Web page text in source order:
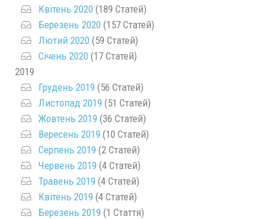
Квітень 2020 (189 Статей)
Березень 2020 (157 Статей)
Лютий 2020 (59 Статей)
Січень 2020 (17 Статей)
2019
Грудень 2019 (56 Статей)
Листопад 2019 (51 Статей)
Жовтень 2019 (36 Статей)
Вересень 2019 (10 Статей)
Серпень 2019 (2 Статей)
Червень 2019 (4 Статей)
Травень 2019 (4 Статей)
Квітень 2019 (4 Статей)
Березень 2019 (1 Стаття)